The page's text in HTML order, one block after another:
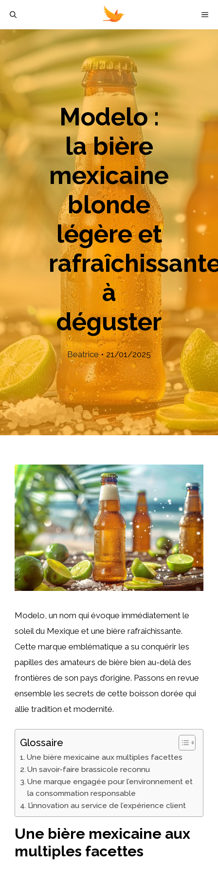
contenu
Modelo :
la bière
mexicaine
blonde
légère et
à
déguster
Beatrice • 21/01/2025
Modelo, un nom qui évoque immédiatement le
soleil du Mexique et une bière rafraîchissante.
Cette marque emblématique a su conquérir les
papilles des amateurs de bière bien au-delà des
frontières de son pays d’origine. Passons en revue
ensemble les secrets de cette boisson dorée qui
allie tradition et modernité.
Glossaire
Une bière mexicaine aux multiples facettes
Un savoir-faire brassicole reconnu
Une marque engagée pour l’environnement et
la consommation responsable
L’innovation au service de l’expérience client
Une bière mexicaine aux
multiples facettes